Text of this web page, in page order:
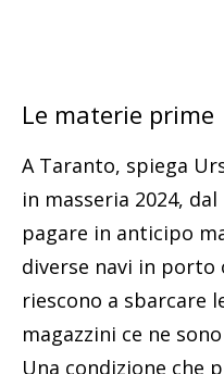
Le materie prime
A Taranto, spiega
in masseria 2024,
pagare in anticipo
diverse navi in porto
riescono a sbarcare
magazzini ce ne
Una condizione che